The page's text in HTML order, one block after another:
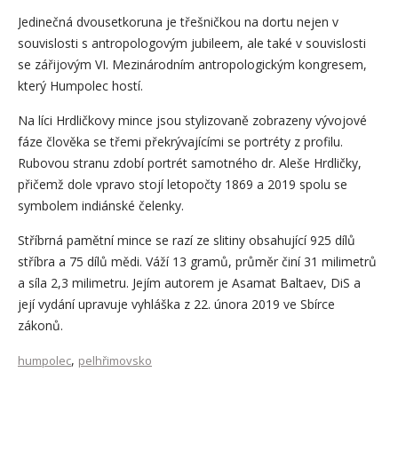
Jedinečná dvousetkoruna je třešničkou na dortu nejen v
souvislosti s antropologovým jubileem, ale také v souvislosti
se zářijovým VI. Mezinárodním antropologickým kongresem,
který Humpolec hostí.
Na líci Hrdličkovy mince jsou stylizovaně zobrazeny vývojové
fáze člověka se třemi překrývajícími se portréty z profilu.
Rubovou stranu zdobí portrét samotného dr. Aleše Hrdličky,
přičemž dole vpravo stojí letopočty 1869 a 2019 spolu se
symbolem indiánské čelenky.
Stříbrná pamětní mince se razí ze slitiny obsahující 925 dílů
stříbra a 75 dílů mědi. Váží 13 gramů, průměr činí 31 milimetrů
a síla 2,3 milimetru. Jejím autorem je Asamat Baltaev, DiS a
její vydání upravuje vyhláška z 22. února 2019 ve Sbírce
zákonů.
humpolec, pelhřimovsko